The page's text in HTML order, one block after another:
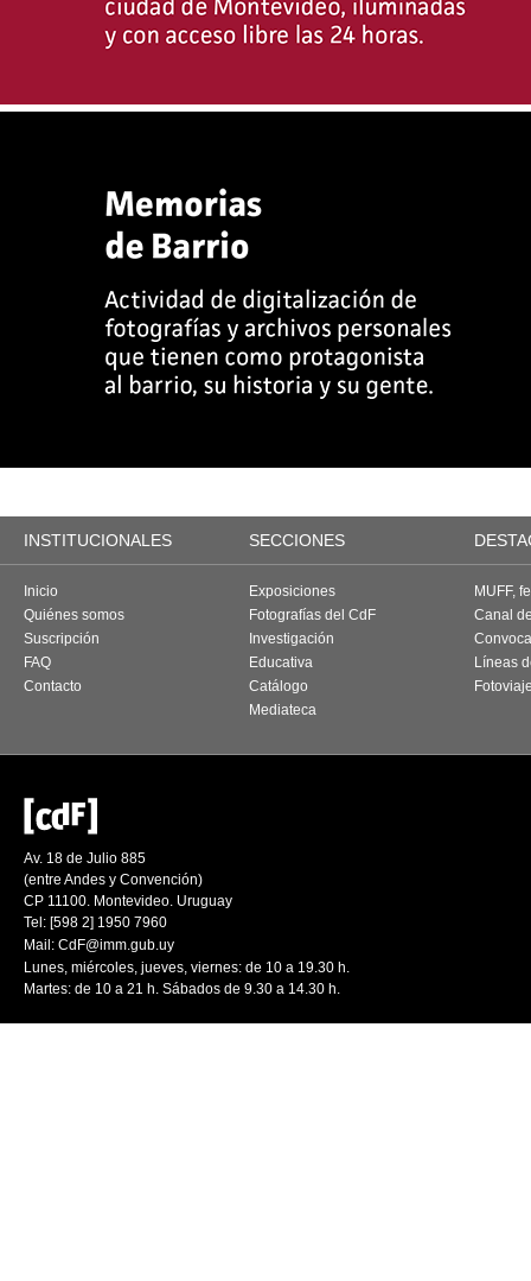
INSTITUCIONALES SECCIONES
Inicio
Quiénes somos
Suscripción
FAQ
Contacto
Exposiciones
Fotografías del CdF
Investigación
Educativa
Catálogo
Mediateca
MUFF,
Canal
Líneas
Av. 18 de Julio 885
(entre Andes y Convención)
CP 11100. Montevideo. Uruguay
Tel: [598 2] 1950 7960
Mail: CdF@imm.gub.uy
Lunes, miércoles, jueves, viernes: de 10 a 19.30 h.
Martes: de 10 a 21 h. Sábados de 9.30 a 14.30 h.